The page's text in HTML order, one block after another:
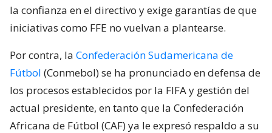
la confianza en el directivo y exige garantías de que
iniciativas como FFE no vuelvan a plantearse.
Por contra, la Confederación Sudamericana de
Fútbol (Conmebol) se ha pronunciado en defensa de
los procesos establecidos por la FIFA y gestión del
actual presidente, en tanto que la Confederación
Africana de Fútbol (CAF) ya le expresó respaldo a su